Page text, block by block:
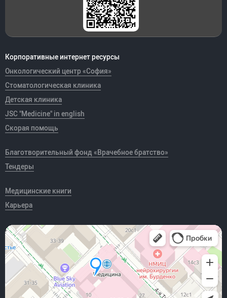
Корпоративные интернет ресурсы
Онкологический центр «София»
Стоматологическая клиника
Детская клиника
JSC "Medicine" in english
Скорая помощь
Благотворительный фонд «Врачебное братство»
Тендеры
Медицинские книги
Карьера